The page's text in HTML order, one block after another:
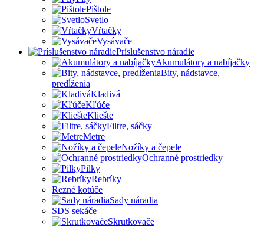
Pištole
Svetlo
Vŕtačky
Vysávače
Príslušenstvo náradie
Akumulátory a nabíjačky
Bity, nádstavce,
predĺženia
Kladivá
Kľúče
Kliešte
Filtre, sáčky
Metre
Nožíky a čepele
Ochranné prostriedky
Pilky
Rebríky
Rezné kotúče
Sady náradia
SDS sekáče
Skrutkovače